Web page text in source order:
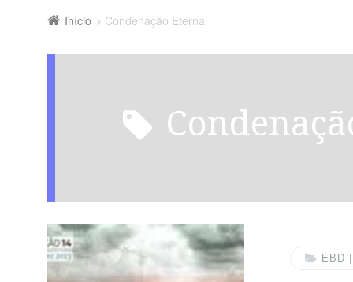
Início Condenação Eterna
EBD